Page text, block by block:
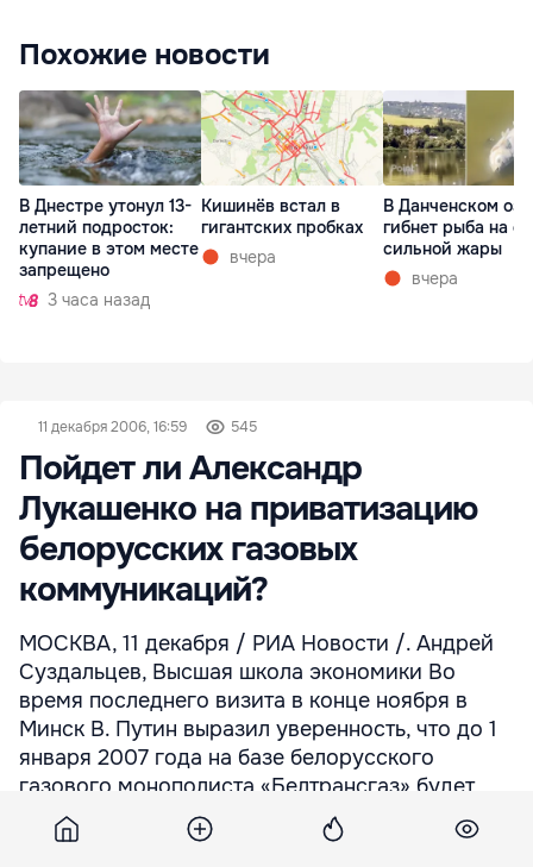
Похожие новости
В Днестре утонул 13-
летний подросток:
купание в этом месте
запрещено
3 часа назад
Кишинёв встал в
гигантских пробках
вчера
В Данченском
гибнет рыба на
сильной жары
вчера
11 декабря 2006, 16:59 545
Пойдет ли Александр
Лукашенко на приватизацию
белорусских газовых
коммуникаций?
МОСКВА, 11 декабря / РИА Новости /. Андрей
Суздальцев, Высшая школа экономики Во
время последнего визита в конце ноября в
Минск В. Путин выразил уверенность, что до 1
января 2007 года на базе белорусского
газового монополиста «Белтрансгаз» будет
создано совместное газотранспортное
предприятие с участием «Газпрома».